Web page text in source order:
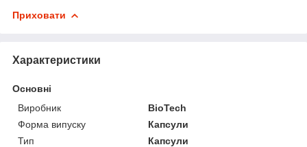
Приховати
Характеристики
Основні
Виробник
BioTech
Форма випуску
Капсули
Тип
Капсули